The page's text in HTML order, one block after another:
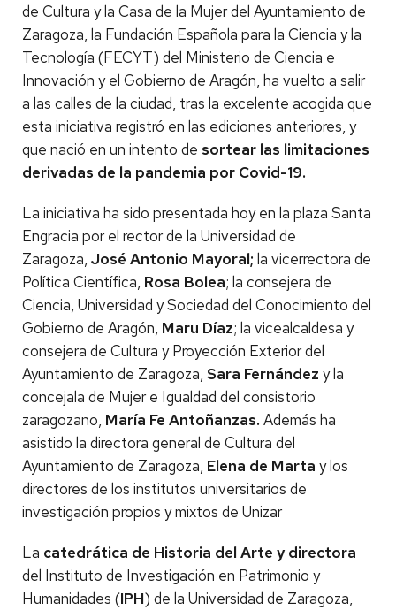
de Cultura y la Casa de la Mujer del Ayuntamiento de
Zaragoza, la Fundación Española para la Ciencia y la
Tecnología (FECYT) del Ministerio de Ciencia e
Innovación y el Gobierno de Aragón, ha vuelto a salir
a las calles de la ciudad, tras la excelente acogida que
esta iniciativa registró en las ediciones anteriores, y
que nació en un intento de sortear las limitaciones
derivadas de la pandemia por Covid-19.
La iniciativa ha sido presentada hoy en la plaza Santa
Engracia por el rector de la Universidad de
Zaragoza, José Antonio Mayoral; la vicerrectora de
Política Científica, Rosa Bolea; la consejera de
Ciencia, Universidad y Sociedad del Conocimiento del
Gobierno de Aragón, Maru Díaz; la vicealcaldesa y
consejera de Cultura y Proyección Exterior del
Ayuntamiento de Zaragoza, Sara Fernández y la
concejala de Mujer e Igualdad del consistorio
zaragozano, María Fe Antoñanzas. Además ha
asistido la directora general de Cultura del
Ayuntamiento de Zaragoza, Elena de Marta y los
directores de los institutos universitarios de
investigación propios y mixtos de Unizar
La catedrática de Historia del Arte y directora
del Instituto de Investigación en Patrimonio y
Humanidades (IPH) de la Universidad de Zaragoza,